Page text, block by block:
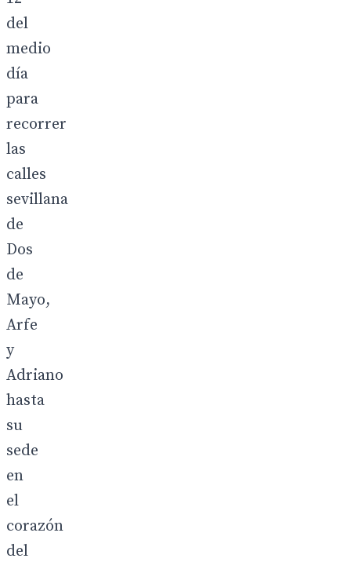
del
medio
día
para
recorrer
las
calles
sevillana
de
Dos
de
Mayo,
Arfe
y
Adriano
hasta
su
sede
en
el
corazón
del